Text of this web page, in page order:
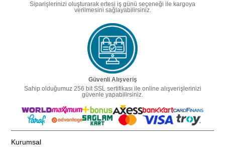
Siparişlerinizi oluşturarak ertesi iş günü seçeneği ile kargoya
verilmesini sağlayabilirsiniz.
Güvenli Alışveriş
Sahip olduğumuz 256 bit SSL sertifikası ile online alışverişlerinizi
güvenle yapabilirsiniz.
Kurumsal